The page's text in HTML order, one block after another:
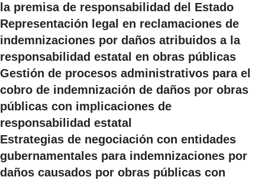
la premisa de responsabilidad del Estado
Representación legal en reclamaciones de
indemnizaciones por daños atribuidos a la
responsabilidad estatal en obras públicas
Gestión de procesos administrativos para el
cobro de indemnización de daños por obras
públicas con implicaciones de
responsabilidad estatal
Estrategias de negociación con entidades
gubernamentales para indemnizaciones por
daños causados por obras públicas con